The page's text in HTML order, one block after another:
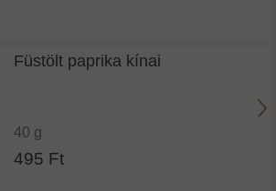
Füstölt paprika kínai
40 g
495 Ft